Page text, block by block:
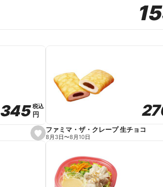
s
e
345
345税込
税込
円
円
ファミマ・ザ・クレープ 生チョコ
8月3日〜8月10日